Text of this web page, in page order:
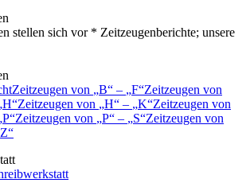
stellen sich vor * Zeitzeugenberichte; unsere
Zeitzeugen von B – F Zeitzeugen von
H Zeitzeugen von H – K Zeitzeugen von
P Zeitzeugen von P – S Zeitzeugen von
Z